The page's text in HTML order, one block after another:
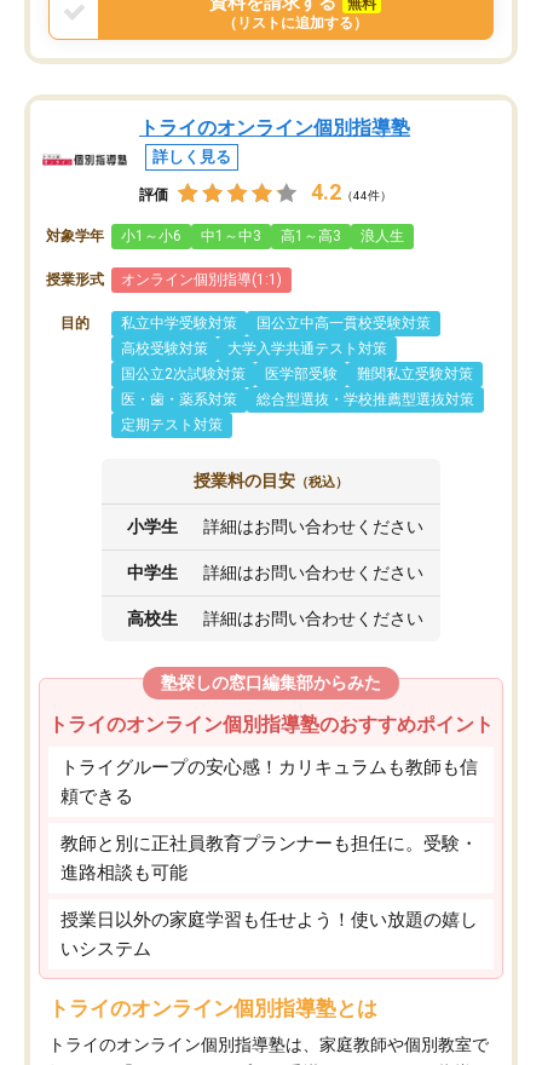
と思います。
（リストに追加する）
トライのオンライン個別指導塾
詳しく見る
評価 4.2 （44件）
対象学年 小1～小6 中1～中3 高1～高3 浪人生
授業形式 オンライン個別指導(1:1)
目的 私立中学受験対策
国公立中高一貫校受験対策
高校受験対策
大学入学共通テスト対策
国公立2次試験対策
医学部受験
難関私立受験対策
医・歯・薬系対策
総合型選抜・学校推薦型選抜対策
定期テスト対策
授業料の目安 （税込）
小学生 詳細はお問い合わせください
中学生 詳細はお問い合わせください
高校生 詳細はお問い合わせください
塾探しの窓口編集部からみた
トライのオンライン個別指導塾のおすすめポイント
トライグループの安心感！カリキュラムも教師も信
頼できる
教師と別に正社員教育プランナーも担任に。受験・
進路相談も可能
授業日以外の家庭学習も任せよう！使い放題の嬉し
いシステム
トライのオンライン個別指導塾とは
トライのオンライン個別指導塾は、家庭教師や個別教室で